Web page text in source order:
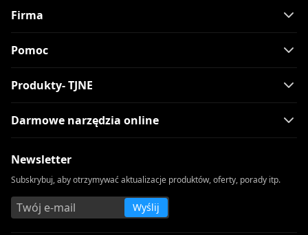
Firma
Pomoc
Produkty- TJNE
Darmowe narzędzia online
Newsletter
Subskrybuj, aby otrzymywać aktualizacje produktów, oferty, porady itp.
Wyślij